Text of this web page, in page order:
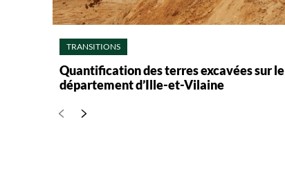
TRANSITIONS
Quantification des terres excavées sur le
département d’Ille-et-Vilaine